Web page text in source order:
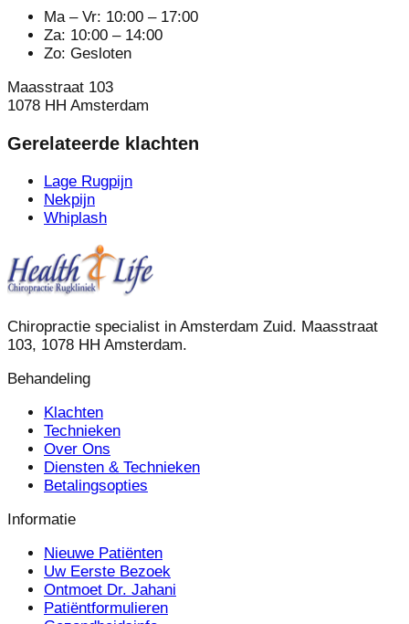
Ma – Vr: 10:00 – 17:00
Za: 10:00 – 14:00
Zo: Gesloten
Maasstraat 103
1078 HH Amsterdam
Gerelateerde klachten
Lage Rugpijn
Nekpijn
Whiplash
Chiropractie specialist in Amsterdam Zuid. Maasstraat
103, 1078 HH Amsterdam.
Behandeling
Klachten
Technieken
Over Ons
Diensten & Technieken
Betalingsopties
Informatie
Nieuwe Patiënten
Uw Eerste Bezoek
Ontmoet Dr. Jahani
Patiëntformulieren